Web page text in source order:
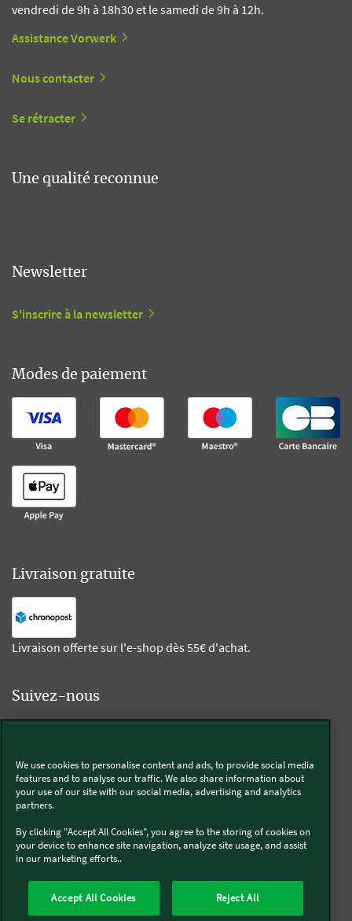
vendredi de 9h à 18h30 et le samedi de 9h à 12h.
Assistance Vorwerk
Nous contacter
Se rétracter
Une qualité reconnue
Newsletter
S'inscrire à la newsletter
Modes de paiement
Livraison gratuite
Livraison offerte sur l'e-shop dès 55€ d'achat.
Suivez-nous
Thermomix®
Qui sommes-nous
We use cookies to personalise content and ads, to provide social media
features and to analyse our traffic. We also share information about
your use of our site with our social media, advertising and analytics
partners.
By clicking "Accept All Cookies", you agree to the storing of cookies on
your device to enhance site navigation, analyze site usage, and assist
in our marketing efforts..
Accept All Cookies Reject All